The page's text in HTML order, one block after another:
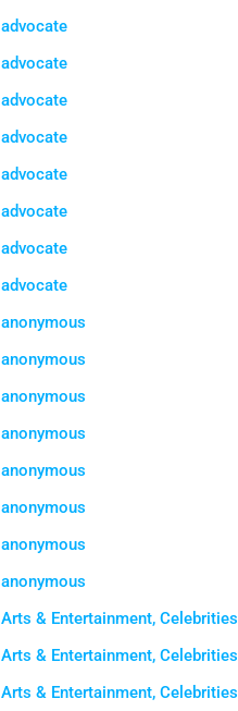
advocate
advocate
advocate
advocate
advocate
advocate
advocate
advocate
anonymous
anonymous
anonymous
anonymous
anonymous
anonymous
anonymous
anonymous
Arts & Entertainment, Celebrities
Arts & Entertainment, Celebrities
Arts & Entertainment, Celebrities